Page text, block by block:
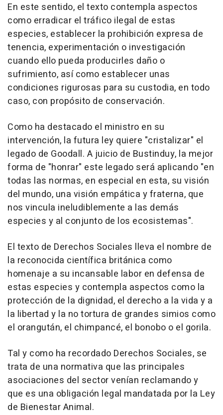
En este sentido, el texto contempla aspectos
como erradicar el tráfico ilegal de estas
especies, establecer la prohibición expresa de
tenencia, experimentación o investigación
cuando ello pueda producirles daño o
sufrimiento, así como establecer unas
condiciones rigurosas para su custodia, en todo
caso, con propósito de conservación.
Como ha destacado el ministro en su
intervención, la futura ley quiere "cristalizar" el
legado de Goodall. A juicio de Bustinduy, la mejor
forma de "honrar" este legado será aplicando "en
todas las normas, en especial en esta, su visión
del mundo, una visión empática y fraterna, que
nos vincula ineludiblemente a las demás
especies y al conjunto de los ecosistemas".
El texto de Derechos Sociales lleva el nombre de
la reconocida científica británica como
homenaje a su incansable labor en defensa de
estas especies y contempla aspectos como la
protección de la dignidad, el derecho a la vida y a
la libertad y la no tortura de grandes simios como
el orangután, el chimpancé, el bonobo o el gorila.
Tal y como ha recordado Derechos Sociales, se
trata de una normativa que las principales
asociaciones del sector venían reclamando y
que es una obligación legal mandatada por la Ley
de Bienestar Animal.